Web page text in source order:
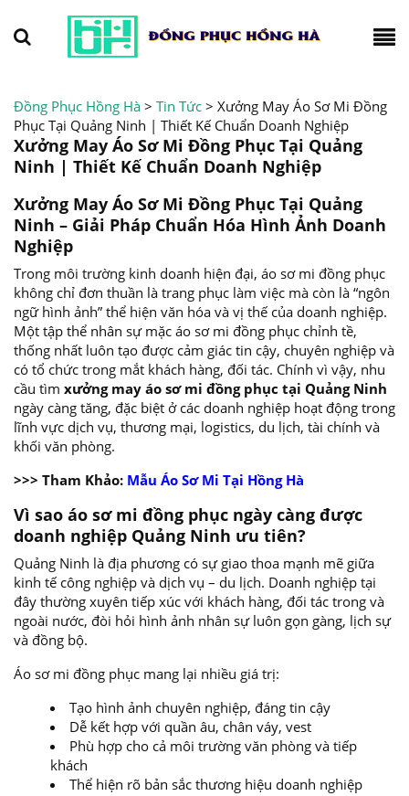
Đồng Phục Hồng Hà > Tin Tức > Xưởng May Áo Sơ Mi Đồng
Phục Tại Quảng Ninh | Thiết Kế Chuẩn Doanh Nghiệp
Xưởng May Áo Sơ Mi Đồng Phục Tại Quảng
Ninh | Thiết Kế Chuẩn Doanh Nghiệp
Xưởng May Áo Sơ Mi Đồng Phục Tại Quảng
Ninh – Giải Pháp Chuẩn Hóa Hình Ảnh Doanh
Nghiệp
Trong môi trường kinh doanh hiện đại, áo sơ mi đồng phục
không chỉ đơn thuần là trang phục làm việc mà còn là “ngôn
ngữ hình ảnh” thể hiện văn hóa và vị thế của doanh nghiệp.
Một tập thể nhân sự mặc áo sơ mi đồng phục chỉnh tề,
thống nhất luôn tạo được cảm giác tin cậy, chuyên nghiệp và
có tổ chức trong mắt khách hàng, đối tác. Chính vì vậy, nhu
cầu tìm xưởng may áo sơ mi đồng phục tại Quảng Ninh
ngày càng tăng, đặc biệt ở các doanh nghiệp hoạt động trong
lĩnh vực dịch vụ, thương mại, logistics, du lịch, tài chính và
khối văn phòng.
>>> Tham Khảo: Mẫu Áo Sơ Mi Tại Hồng Hà
Vì sao áo sơ mi đồng phục ngày càng được
doanh nghiệp Quảng Ninh ưu tiên?
Quảng Ninh là địa phương có sự giao thoa mạnh mẽ giữa
kinh tế công nghiệp và dịch vụ – du lịch. Doanh nghiệp tại
đây thường xuyên tiếp xúc với khách hàng, đối tác trong và
ngoài nước, đòi hỏi hình ảnh nhân sự luôn gọn gàng, lịch sự
và đồng bộ.
Áo sơ mi đồng phục mang lại nhiều giá trị:
Tạo hình ảnh chuyên nghiệp, đáng tin cậy
Dễ kết hợp với quần âu, chân váy, vest
Phù hợp cho cả môi trường văn phòng và tiếp
khách
Thể hiện rõ bản sắc thương hiệu doanh nghiệp